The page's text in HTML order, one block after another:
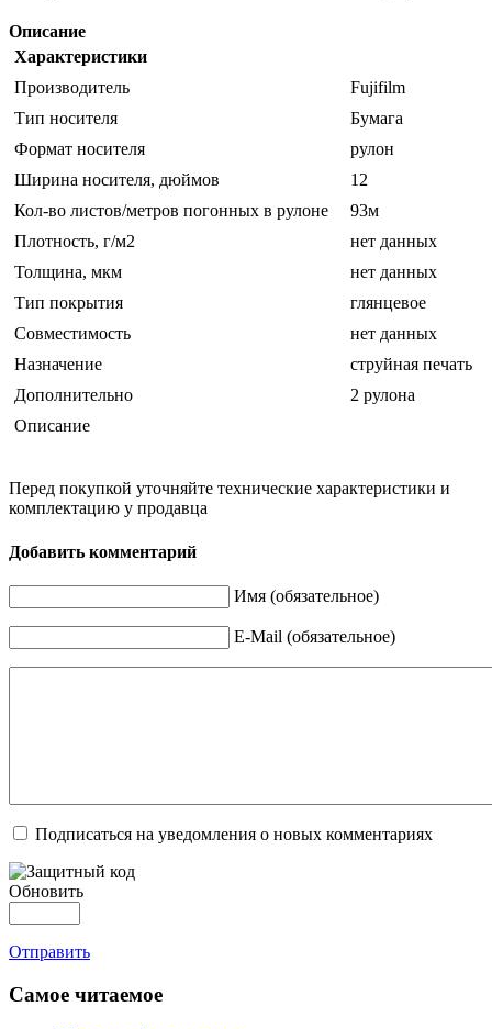
Описание
Характеристики
Производитель
Fujifilm
Тип носителя
Бумага
Формат носителя
рулон
Ширина носителя, дюймов
12
Кол-во листов/метров погонных в рулоне
93м
Плотность, г/м2
нет данных
Толщина, мкм
нет данных
Тип покрытия
глянцевое
Совместимость
нет данных
Назначение
струйная печать
Дополнительно
2 рулона
Описание
Перед покупкой уточняйте технические характеристики и
комплектацию у продавца
Добавить комментарий
Имя (обязательное)
E-Mail (обязательное)
Подписаться на уведомления о новых комментариях
Обновить
Отправить
Самое читаемое